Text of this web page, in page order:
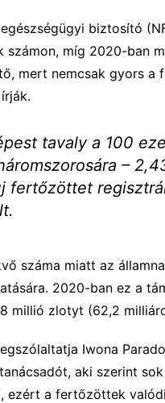
biztosító
míg 2020-ban
mert nemcsak gyors
tavaly a 100
–
fertőzöttet
száma miatt az
2020-ban ez a
millió zlotyt (62,2
Iwona
aki szerint
ezért a fertőzöttek